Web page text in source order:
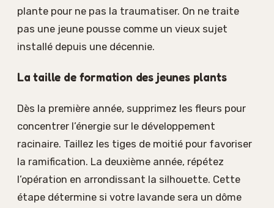
plante pour ne pas la traumatiser. On ne traite
pas une jeune pousse comme un vieux sujet
installé depuis une décennie.
La taille de formation des jeunes plants
Dès la première année, supprimez les fleurs pour
concentrer l’énergie sur le développement
racinaire. Taillez les tiges de moitié pour favoriser
la ramification. La deuxième année, répétez
l’opération en arrondissant la silhouette. Cette
étape détermine si votre lavande sera un dôme